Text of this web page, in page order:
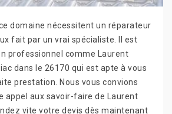
domaine nécessitent un réparateur
fait par un vrai spécialiste. Il est
professionnel comme Laurent
dans le 26170 qui est apte à vous
prestation. Nous vous convions
appel aux savoir-faire de Laurent
vite votre devis dès maintenant